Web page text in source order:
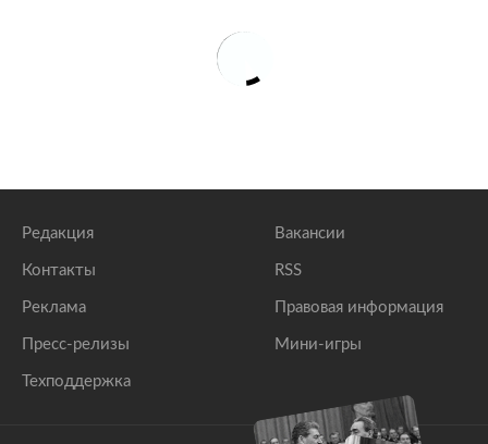
Редакция
Контакты
Реклама
Пресс-релизы
Техподдержка
Вакансии
RSS
Правовая информация
Мини-игры